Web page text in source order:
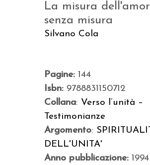
La misura
senza misura
Silvano Cola
Pagine: 144
Isbn: 9788831150712
Collana: Verso l’unità –
Testimonianze
Argomento:
DELL'UNITA'
Anno pubblicazione: 1994